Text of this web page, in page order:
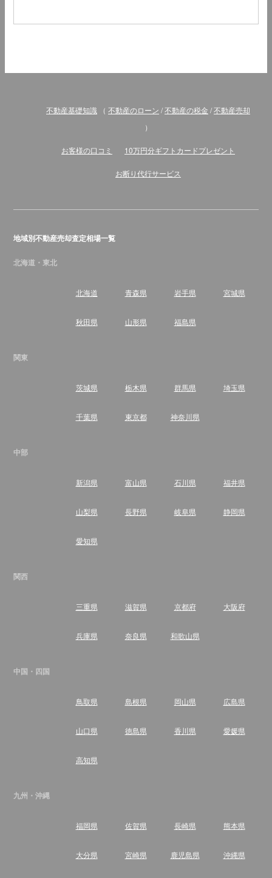
不動産基礎知識 （ 不動産のローン /不動産の税金 /不動産売却
）
お客様の口コミ 10万円分ギフトカードプレゼント
お断り代行サービス
地域別不動産売却査定相場一覧
北海道・東北
北海道 青森県 岩手県 宮城県
秋田県 山形県 福島県
関東
茨城県 栃木県 群馬県 埼玉県
千葉県 東京都 神奈川県
中部
新潟県 富山県 石川県 福井県
山梨県 長野県 岐阜県 静岡県
愛知県
関西
三重県 滋賀県 京都府 大阪府
兵庫県 奈良県 和歌山県
中国・四国
鳥取県 島根県 岡山県 広島県
山口県 徳島県 香川県 愛媛県
高知県
九州・沖縄
福岡県 佐賀県 長崎県 熊本県
大分県 宮崎県 鹿児島県 沖縄県